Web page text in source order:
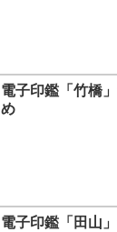
電子印鑑「竹橋
め
電子印鑑「田山